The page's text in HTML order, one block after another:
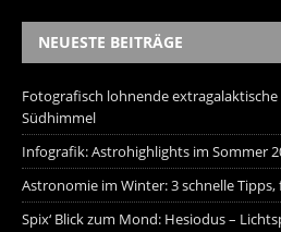
NEUESTE BEITRÄGE
Fotografisch lohnende
Südhimmel
Infografik: Astrohighlights im Sommer
Astronomie im Winter: 3 schnelle
Spix‘ Blick zum Mond: Hesiodus –